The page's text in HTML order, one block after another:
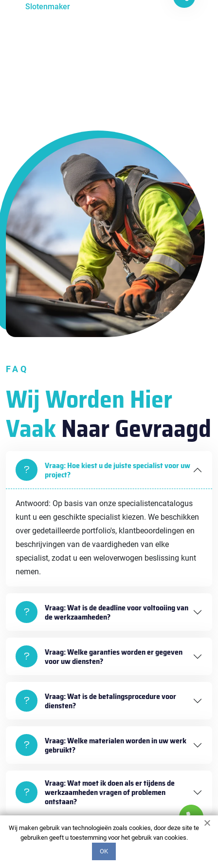
Slotenmaker
FAQ
Wij Worden Hier
VaakNaar Gevraagd
Vraag: Hoe kiest u de juiste specialist voor uw
project?
Antwoord: Op basis van onze specialistencatalogus
kunt u een geschikte specialist kiezen. We beschikken
over gedetailleerde portfolio's, klantbeoordelingen en
beschrijvingen van de vaardigheden van elke
specialist, zodat u een weloverwogen beslissing kunt
nemen.
Vraag: Wat is de deadline voor voltooiing van
de werkzaamheden?
Vraag: Welke garanties worden er gegeven
voor uw diensten?
Vraag: Wat is de betalingsprocedure voor
diensten?
Vraag: Welke materialen worden in uw werk
gebruikt?
Vraag: Wat moet ik doen als er tijdens de
werkzaamheden vragen of problemen
ontstaan?
Wij maken gebruik van technologieën zoals cookies, door deze site te
gebruiken geeft u toestemming voor het gebruik van cookies.
OK